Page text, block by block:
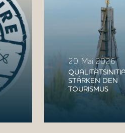
20. Mai 2026
STÄRKEN DEN
TOURISMUS